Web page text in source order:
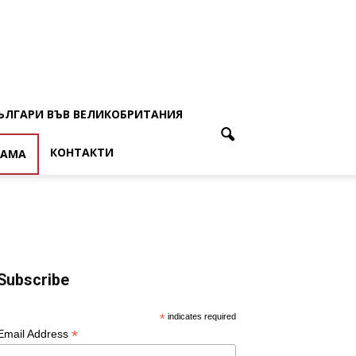
ВЪВ ВЕЛИКОБРИТАНИЯ
КОНТАКТИ
* indicates required
Address *